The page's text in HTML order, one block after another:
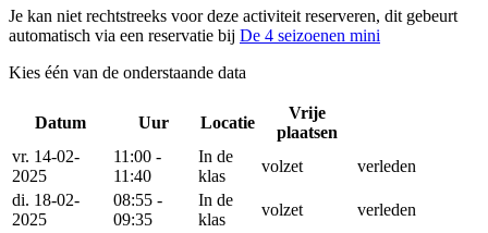
Je kan niet rechtstreeks voor deze activiteit reserveren, dit gebeurt
automatisch via een reservatie bij De 4 seizoenen mini
Kies één van de onderstaande data
Datum Uur Locatie
Vrije
plaatsen
vr. 14-02-
2025
11:00 -
11:40
In de
klas
volzet
verleden
di. 18-02-
2025
08:55 -
09:35
In de
klas
volzet
verleden